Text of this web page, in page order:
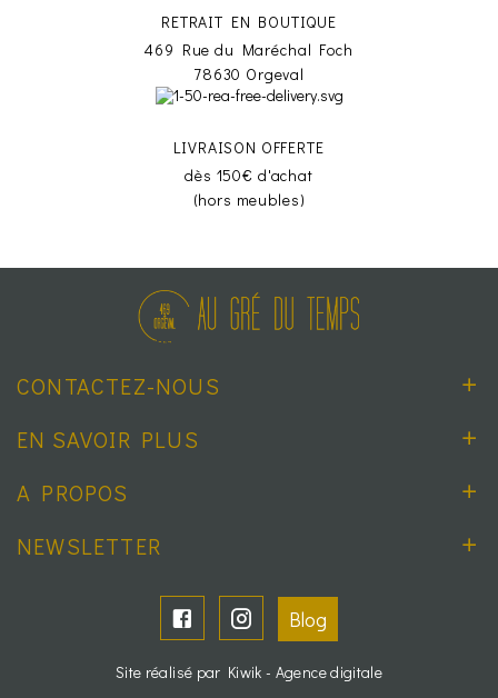
RETRAIT EN BOUTIQUE
469 Rue du Maréchal Foch
78630 Orgeval
LIVRAISON OFFERTE
dès 150€ d'achat
(hors meubles)
CONTACTEZ-NOUS
EN SAVOIR PLUS
A PROPOS
NEWSLETTER
Blog
Site réalisé par Kiwik - Agence digitale